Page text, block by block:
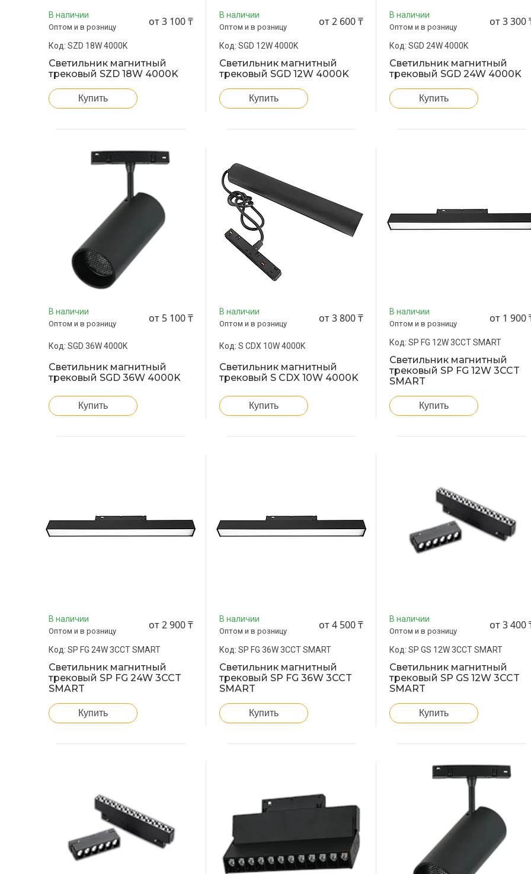
В наличии
Оптом и в розницу от 3 100 ₸
SZD 18W 4000K
Светильник магнитный
трековый SZD 18W 4000K
Купить
В наличии
Оптом и в розницу от 2 600 ₸
SGD 12W 4000K
Светильник магнитный
трековый SGD 12W 4000K
Купить
В наличии
Оптом и в розницу от 3 300
SGD 24W 4000K
Светильник магнитный
трековый SGD 24W 4000K
Купить
В наличии
Оптом и в розницу от 5 100 ₸
SGD 36W 4000K
Светильник магнитный
трековый SGD 36W 4000K
Купить
В наличии
Оптом и в розницу от 3 800 ₸
S CDX 10W 4000K
Светильник магнитный
трековый S CDX 10W 4000K
Купить
В наличии
Оптом и в розницу от 1 900
SP FG 12W 3CCT SMART
Светильник магнитный
трековый SP FG 12W 3CCT
SMART
Купить
В наличии
Оптом и в розницу от 2 900 ₸
SP FG 24W 3CCT SMART
Светильник магнитный
трековый SP FG 24W 3CCT
SMART
Купить
В наличии
Оптом и в розницу от 4 500 ₸
SP FG 36W 3CCT SMART
Светильник магнитный
трековый SP FG 36W 3CCT
SMART
Купить
В наличии
Оптом и в розницу от 3 400
SP GS 12W 3CCT SMART
Светильник магнитный
трековый SP GS 12W 3CCT
SMART
Купить